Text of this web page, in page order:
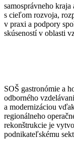
samosprávneho
s cieľom rozvoja,
v praxi a podpory
skúseností v oblasti
SOŠ gastronómie a
odborného
a modernizáciou
regionálneho
rekonštrukcie je
podnikateľskému